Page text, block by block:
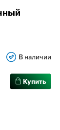
В наличии
Купить